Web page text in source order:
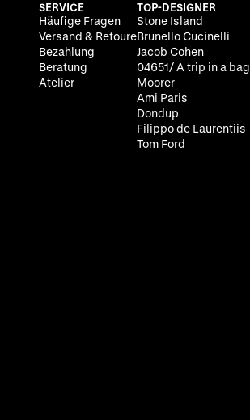
SERVICE
Häufige Fragen
Versand & Retoure
Bezahlung
Beratung
Atelier
TOP-DESIGNER
Stone Island
Brunello Cucinelli
Jacob Cohen
04651/ A trip in a bag
Moorer
Ami Paris
Dondup
Filippo de Laurentiis
Tom Ford